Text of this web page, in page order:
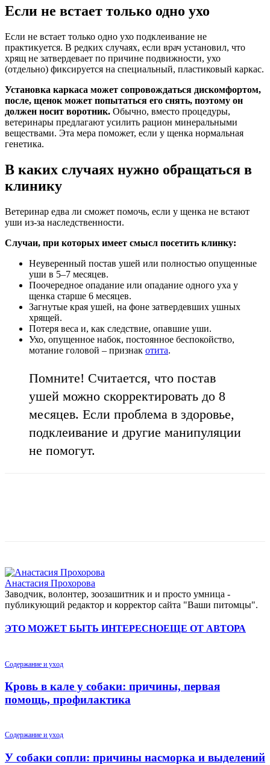
Если не встает только одно ухо
Если не встает только одно ухо подклеивание не
практикуется. В редких случаях, если врач установил, что
хрящ не затвердевает по причине подвижности, ухо
(отдельно) фиксируется на специальный, пластиковый каркас.
Установка каркаса может сопровождаться дискомфортом,
после, щенок может попытаться его снять, поэтому он
должен носит воротник. Обычно, вместо процедуры,
ветеринары предлагают усилить рацион минеральными
веществами. Эта мера поможет, если у щенка нормальная
генетика.
В каких случаях нужно обращаться в
клинику
Ветеринар едва ли сможет помочь, если у щенка не встают
уши из-за наследственности.
Случаи, при которых имеет смысл посетить клинку:
Неуверенный постав ушей или полностью опущенные
уши в 5–7 месяцев.
Поочередное опадание или опадание одного уха у
щенка старше 6 месяцев.
Загнутые края ушей, на фоне затвердевших ушных
хрящей.
Потеря веса и, как следствие, опавшие уши.
Ухо, опущенное набок, постоянное беспокойство,
мотание головой – признак отита.
Помните! Считается, что постав
ушей можно скорректировать до 8
месяцев. Если проблема в здоровье,
подклеивание и другие манипуляции
не помогут.
Анастасия Прохорова
Заводчик, волонтер, зоозашитник и и просто умница -
публикующий редактор и корректор сайта "Ваши питомцы".
ЭТО МОЖЕТ БЫТЬ ИНТЕРЕСНОЕЩЕ ОТ АВТОРА
Содержание и уход
Кровь в кале у собаки: причины, первая
помощь, профилактика
Содержание и уход
У собаки сопли: причины насморка и выделений